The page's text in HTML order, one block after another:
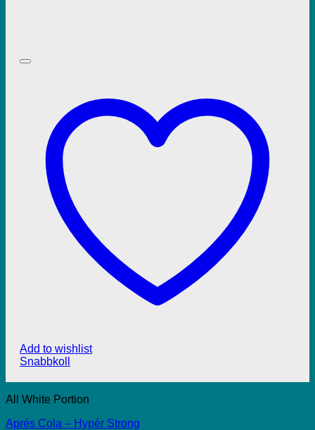
Add to wishlist
Snabbkoll
All White Portion
Aprés Cola – Hypér Strong